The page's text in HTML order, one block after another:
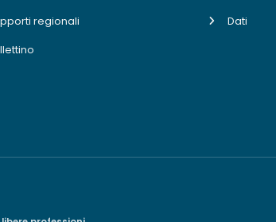
regionali Dati